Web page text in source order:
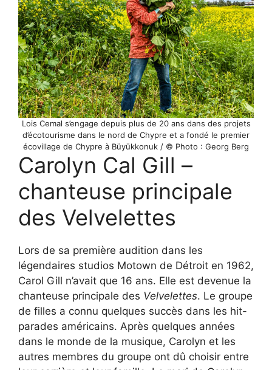
Lois Cemal s’engage depuis plus de 20 ans dans des projets
d’écotourisme dans le nord de Chypre et a fondé le premier
écovillage de Chypre à Büyükkonuk / © Photo : Georg Berg
Carolyn Cal Gill –
chanteuse principale
des Velvelettes
Lors de sa première audition dans les
légendaires studios Motown de Détroit en 1962,
Carol Gill n’avait que 16 ans. Elle est devenue la
chanteuse principale des Velvelettes. Le groupe
de filles a connu quelques succès dans les hit-
parades américains. Après quelques années
dans le monde de la musique, Carolyn et les
autres membres du groupe ont dû choisir entre